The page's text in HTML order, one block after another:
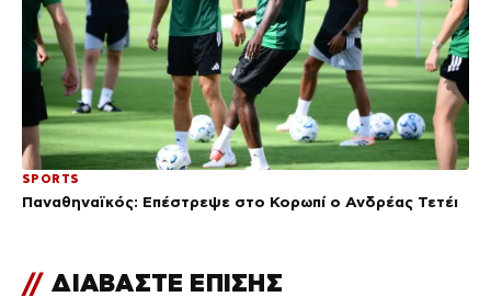
SPORTS
Παναθηναϊκός: Επέστρεψε στο Κορωπί ο Ανδρέας Τετέι
// ΔΙΑΒΑΣΤΕ ΕΠΙΣΗΣ